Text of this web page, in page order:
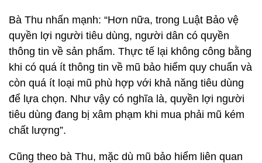
Bà Thu nhấn mạnh: “Hơn nữa, trong Luật Bảo vệ
quyền lợi người tiêu dùng, người dân có quyền
thông tin về sản phẩm. Thực tế lại không công bằng
khi có quá ít thông tin về mũ bảo hiểm quy chuẩn và
còn quá ít loại mũ phù hợp với khả năng tiêu dùng
để lựa chọn. Như vậy có nghĩa là, quyền lợi người
tiêu dùng đang bị xâm phạm khi mua phải mũ kém
chất lượng”.
Cũng theo bà Thu, mặc dù mũ bảo hiểm liên quan